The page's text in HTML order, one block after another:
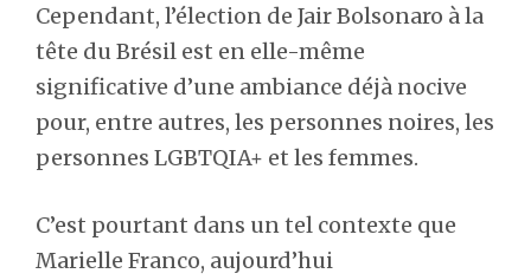
Cependant, l’élection de Jair Bolsonaro à la
tête du Brésil est en elle-même
significative d’une ambiance déjà nocive
pour, entre autres, les personnes noires, les
personnes LGBTQIA+ et les femmes.
C’est pourtant dans un tel contexte que
Marielle Franco, aujourd’hui